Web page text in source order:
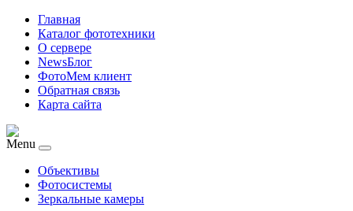
Главная
Каталог фототехники
О сервере
NewsБлог
ФотоМем клиент
Обратная связь
Карта сайта
Menu
Объективы
Фотосистемы
Зеркальные камеры